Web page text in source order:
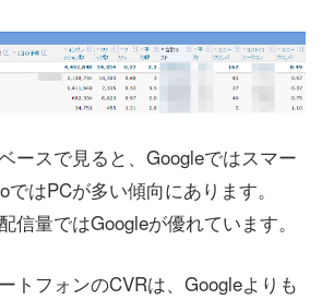
ースで見ると、Googleではスマー
ではPCが多い傾向にあります。
信量ではGoogleが優れています。
トフォンのCVRは、Googleよりも